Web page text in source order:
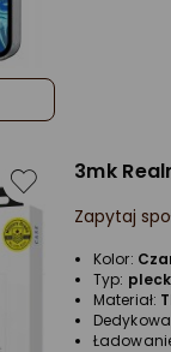
3mk
Zapytaj
Kolor:
Typ:
Materiał: